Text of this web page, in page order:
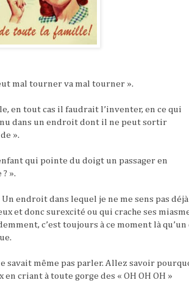
mal tourner va mal tourner ».
en tout cas il faudrait l’inventer, en ce qui
dans un endroit dont il ne peut sortir
».
qui pointe du doigt un passager en
».
endroit dans lequel je ne me sens pas déjà
et donc surexcité ou qui crache ses
c’est toujours à ce moment là qu’un
savait même pas parler. Allez savoir
criant à toute gorge des « OH OH OH »